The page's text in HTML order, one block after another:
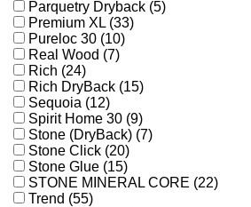
Parquetry Dryback (5)
Premium XL (33)
Pureloc 30 (10)
Real Wood (7)
Rich (24)
Rich DryBack (15)
Sequoia (12)
Spirit Home 30 (9)
Stone (DryBack) (7)
Stone Click (20)
Stone Glue (15)
STONE MINERAL CORE (22)
Trend (55)